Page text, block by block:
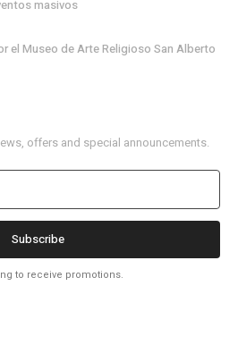
masivos
el Museo de Arte Religioso San Alberto
offers and special announcements.
Subscribe
to receive promotions.